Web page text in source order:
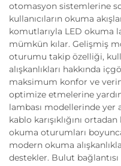
otomasyon sistemlerine
kullanıcıların okuma
komutlarıyla LED okuma
mümkün kılar. Gelişmiş
oturumu takip özelliği,
alışkanlıkları hakkında
maksimum konfor ve
optimize etmelerine
lambası modellerinde yer
kablo karışıklığını
okuma oturumları
modern okuma
destekler. Bulut